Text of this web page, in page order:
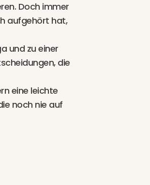
Doch immer
aufgehört hat,
und zu einer
die
eine leichte
noch nie auf